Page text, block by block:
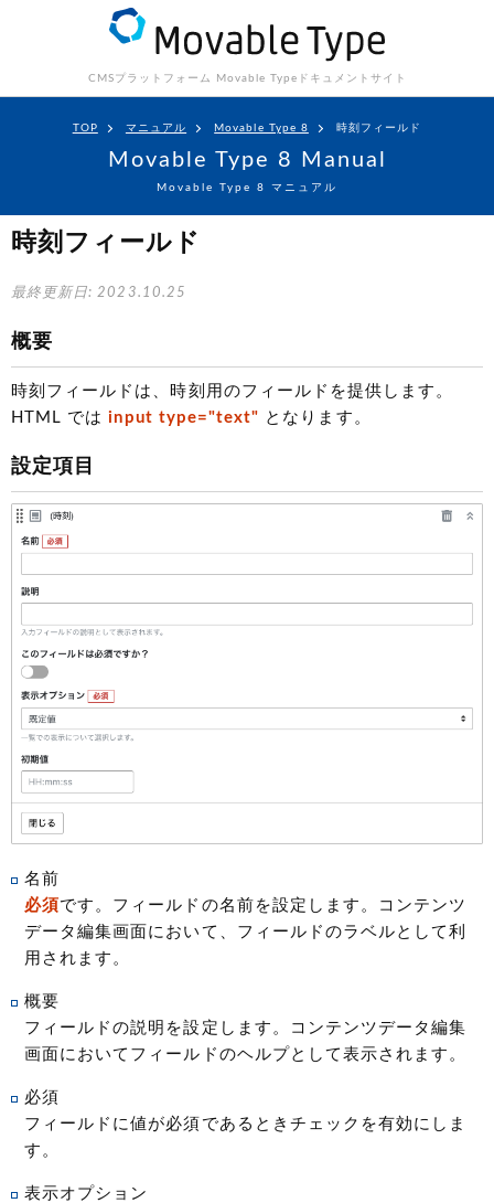
CMSプラットフォーム Movable Type ドキュメントサイト
TOP マニュアル Movable Type 8 時刻フィールド
Movable Type 8 Manual
Movable Type 8 マニュアル
時刻フィールド
最終更新日: 2023.10.25
概要
時刻フィールドは、時刻用のフィールドを提供します。
HTML ではinput type="text" となります。
設定項目
名前
必須 です。フィールドの名前を設定します。コンテンツ
データ編集画面において、フィールドのラベルとして利
用されます。
概要
フィールドの説明を設定します。コンテンツデータ編集
画面においてフィールドのヘルプとして表示されます。
必須
フィールドに値が必須であるときチェックを有効にしま
す。
表示オプション